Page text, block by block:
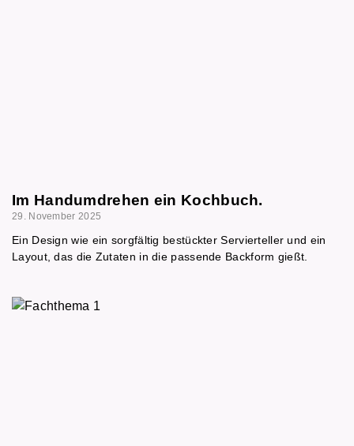
Im Handumdrehen ein Kochbuch.
29. November 2025
Ein Design wie ein sorgfältig bestückter Servierteller und ein
Layout, das die Zutaten in die passende Backform gießt.